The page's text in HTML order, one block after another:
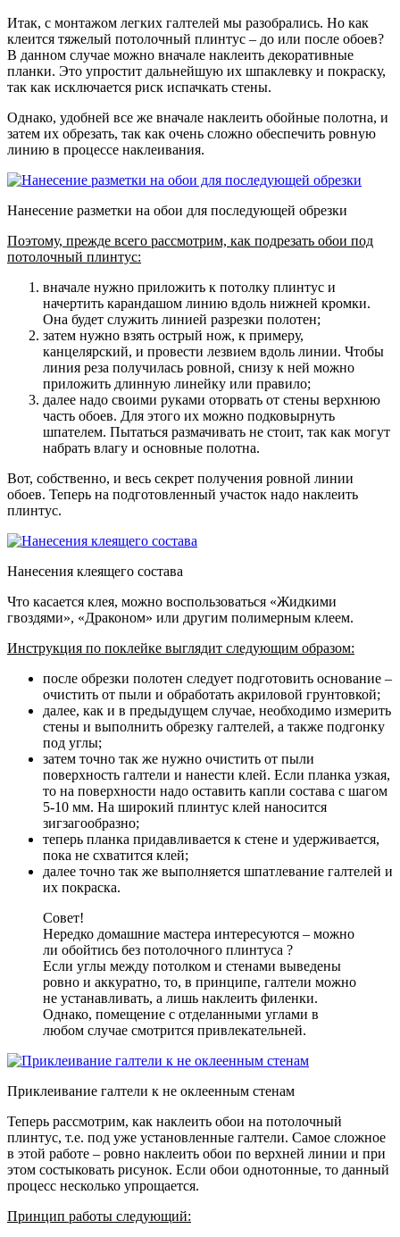
Итак, с монтажом легких галтелей мы разобрались. Но как
клеится тяжелый потолочный плинтус – до или после обоев?
В данном случае можно вначале наклеить декоративные
планки. Это упростит дальнейшую их шпаклевку и покраску,
так как исключается риск испачкать стены.
Однако, удобней все же вначале наклеить обойные полотна, и
затем их обрезать, так как очень сложно обеспечить ровную
линию в процессе наклеивания.
Нанесение разметки на обои для последующей обрезки
Поэтому, прежде всего рассмотрим, как подрезать обои под
потолочный плинтус:
вначале нужно приложить к потолку плинтус и
начертить карандашом линию вдоль нижней кромки.
Она будет служить линией разрезки полотен;
затем нужно взять острый нож, к примеру,
канцелярский, и провести лезвием вдоль линии. Чтобы
линия реза получилась ровной, снизу к ней можно
приложить длинную линейку или правило;
далее надо своими руками оторвать от стены верхнюю
часть обоев. Для этого их можно подковырнуть
шпателем. Пытаться размачивать не стоит, так как могут
набрать влагу и основные полотна.
Вот, собственно, и весь секрет получения ровной линии
обоев. Теперь на подготовленный участок надо наклеить
плинтус.
Нанесения клеящего состава
Что касается клея, можно воспользоваться «Жидкими
гвоздями», «Драконом» или другим полимерным клеем.
Инструкция по поклейке выглядит следующим образом:
после обрезки полотен следует подготовить основание –
очистить от пыли и обработать акриловой грунтовкой;
далее, как и в предыдущем случае, необходимо измерить
стены и выполнить обрезку галтелей, а также подгонку
под углы;
затем точно так же нужно очистить от пыли
поверхность галтели и нанести клей. Если планка узкая,
то на поверхности надо оставить капли состава с шагом
5-10 мм. На широкий плинтус клей наносится
зигзагообразно;
теперь планка придавливается к стене и удерживается,
пока не схватится клей;
далее точно так же выполняется шпатлевание галтелей и
их покраска.
Совет!
Нередко домашние мастера интересуются – можно
ли обойтись без потолочного плинтуса ?
Если углы между потолком и стенами выведены
ровно и аккуратно, то, в принципе, галтели можно
не устанавливать, а лишь наклеить филенки.
Однако, помещение с отделанными углами в
любом случае смотрится привлекательней.
Приклеивание галтели к не оклеенным стенам
Теперь рассмотрим, как наклеить обои на потолочный
плинтус, т.е. под уже установленные галтели. Самое сложное
в этой работе – ровно наклеить обои по верхней линии и при
этом состыковать рисунок. Если обои однотонные, то данный
процесс несколько упрощается.
Принцип работы следующий: